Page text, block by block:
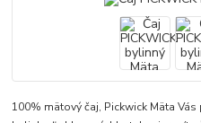
100% mätový čaj, Pickwick Mäta